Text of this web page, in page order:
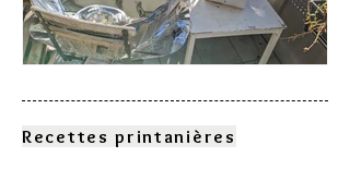
Comment choisir son four
solaire?
Recettes printanières